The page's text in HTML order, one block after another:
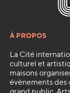
À PROPOS
La Cité
culturel et
maisons
évènements des
grand public.